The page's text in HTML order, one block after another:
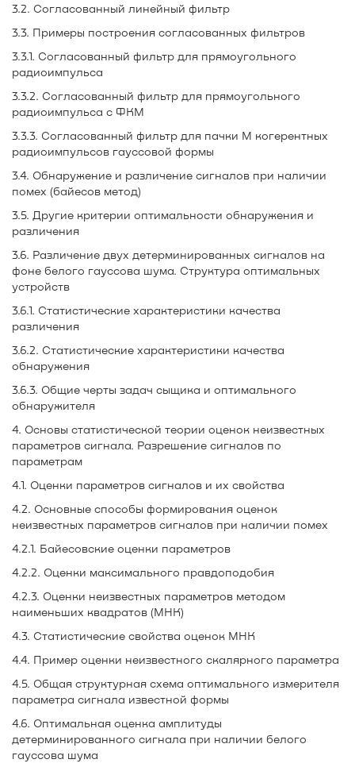
3.2. Согласованный линейный фильтр
3.3. Примеры построения согласованных фильтров
3.3.1. Согласованный фильтр для прямоугольного
радиоимпульса
3.3.2. Согласованный фильтр для прямоугольного
радиоимпульса с ФКМ
3.3.3. Согласованный фильтр для пачки М когерентных
радиоимпульсов гауссовой формы
3.4. Обнаружение и различение сигналов при наличии
помех (байесов метод)
3.5. Другие критерии оптимальности обнаружения и
различения
3.6. Различение двух детерминированных сигналов на
фоне белого гауссова шума. Структура оптимальных
устройств
3.6.1. Статистические характеристики качества
различения
3.6.2. Статистические характеристики качества
обнаружения
3.6.3. Общие черты задач сыщика и оптимального
обнаружителя
4. Основы статистической теории оценок неизвестных
параметров сигнала. Разрешение сигналов по
параметрам
4.1. Оценки параметров сигналов и их свойства
4.2. Основные способы формирования оценок
неизвестных параметров сигналов при наличии помех
4.2.1. Байесовские оценки параметров
4.2.2. Оценки максимального правдоподобия
4.2.3. Оценки неизвестных параметров методом
наименьших квадратов (МНК)
4.3. Статистические свойства оценок МНК
4.4. Пример оценки неизвестного скалярного параметра
4.5. Общая структурная схема оптимального измерителя
параметра сигнала известной формы
4.6. Оптимальная оценка амплитуды
детерминированного сигнала при наличии белого
гауссова шума